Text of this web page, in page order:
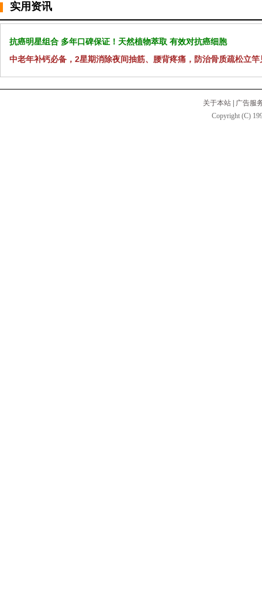
实用资讯
抗癌明星组合 多年口碑保证！天然植物萃取 有效对抗癌细胞
中老年补钙必备，2星期消除夜间抽筋、腰背疼痛，防治骨质疏松立竿
关于本站
广告服
Copyright (C)